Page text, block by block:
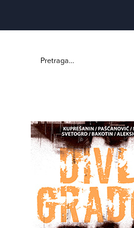
Pretraga...